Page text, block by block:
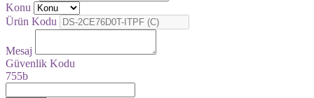
Konu
Ürün Kodu
Mesaj
Güvenlik Kodu
755b